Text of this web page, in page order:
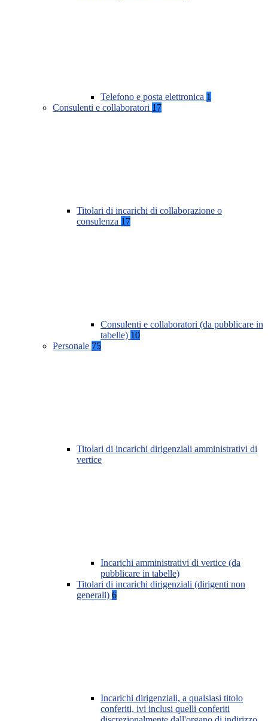
Telefono e posta elettronica 1
Consulenti e collaboratori 17
Titolari di incarichi di collaborazione o
consulenza 17
Consulenti e collaboratori (da pubblicare in
tabelle) 10
Personale 75
Titolari di incarichi dirigenziali amministrativi di
vertice
Incarichi amministrativi di vertice (da
pubblicare in tabelle)
Titolari di incarichi dirigenziali (dirigenti non
generali) 6
Incarichi dirigenziali, a qualsiasi titolo
conferiti, ivi inclusi quelli conferiti